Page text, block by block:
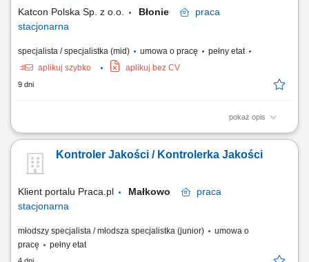
Katcon Polska Sp. z o.o. Błonie
praca
stacjonarna
specjalista / specjalistka (mid) umowa o pracę
pełny etat
aplikuj szybko
aplikuj bez CV
9 dni
pokaż opis
Opis stanowiska: nadzorowanie jakości procesów produkcyjnych i
przygotowywanie rekomendacji poprawy efektywności, współpraca przy
wdrażaniu nowych uruchomień i dokumentacji jakościowej PPAP,
Kontroler Jakości / Kontrolerka Jakości
Klient portalu Praca.pl Małkowo
praca
stacjonarna
młodszy specjalista / młodsza specjalistka (junior)
umowa o
pracę
pełny etat